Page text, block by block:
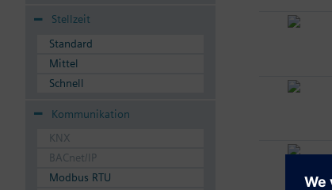
Stellzeit
Standard
Mittel
Schnell
Kommunikation
KNX
BACnet/IP
Modbus RTU